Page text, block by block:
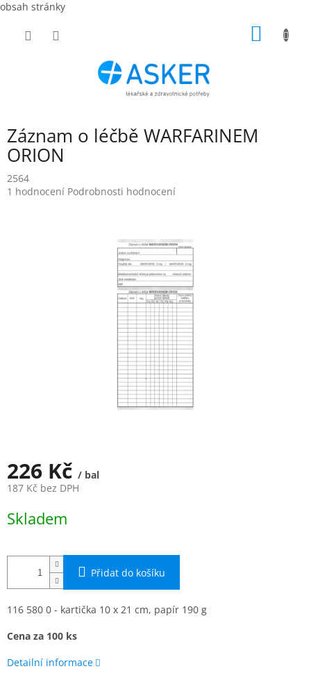
obsah stránky
Záznam o léčbě WARFARINEM
ORION
2564
Průměrné
1 hodnocení Podrobnosti hodnocení
226 Kč / bal
187 Kč bez DPH
cena:
Skladem
Přidat do košíku
116 580 0 - kartička 10 x 21 cm, papír 190 g
Cena za 100 ks
Detailní informace